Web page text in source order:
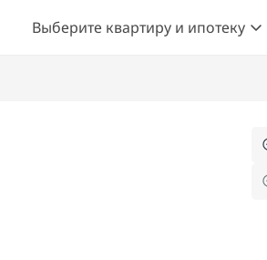
Выберите квартиру и ипотеку